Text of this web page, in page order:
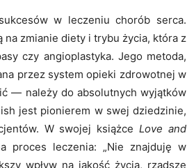
w leczeniu chorób serca.
na zmianie diety i trybu życia, która z
czy angioplastyka. Jego metoda,
przez system opieki zdrowotnej w
— należy do absolutnych wyjątków
jest pionierem w swej dziedzinie,
W swojej książceLove and
proces leczenia: „Nie znajduję w
wpływ na jakość życia, rzadsze